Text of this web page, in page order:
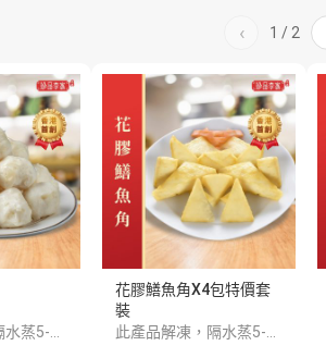
‹ 1 / 2
花膠鱔魚角X4包特價套
裝